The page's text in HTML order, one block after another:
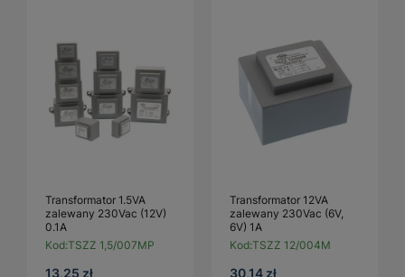
Transformator 1.5VA
zalewany 230Vac (12V)
0.1A
Kod:TSZZ 1,5/007MP
13,25 zł
Transformator 12VA
zalewany 230Vac (6V,
6V) 1A
Kod:TSZZ 12/004M
30,14 zł